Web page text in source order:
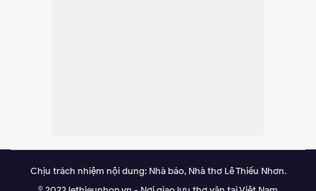
Chịu trách nhiệm nội dung: Nhà báo, Nhà thơ Lê Thiếu Nhơn.